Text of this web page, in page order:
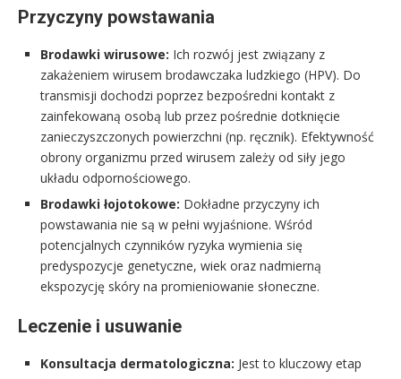
Przyczyny powstawania
Brodawki wirusowe: Ich rozwój jest związany z
zakażeniem wirusem brodawczaka ludzkiego (HPV). Do
transmisji dochodzi poprzez bezpośredni kontakt z
zainfekowaną osobą lub przez pośrednie dotknięcie
zanieczyszczonych powierzchni (np. ręcznik). Efektywność
obrony organizmu przed wirusem zależy od siły jego
układu odpornościowego.
Brodawki łojotokowe: Dokładne przyczyny ich
powstawania nie są w pełni wyjaśnione. Wśród
potencjalnych czynników ryzyka wymienia się
predyspozycje genetyczne, wiek oraz nadmierną
ekspozycję skóry na promieniowanie słoneczne.
Leczenie i usuwanie
Konsultacja dermatologiczna: Jest to kluczowy etap